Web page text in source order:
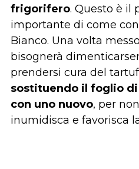
frigorifero. Questo è il
importante di come
Bianco. Una volta
bisognerà
prendersi cura del
sostituendo il foglio
con uno nuovo, per
inumidisca e favorisca